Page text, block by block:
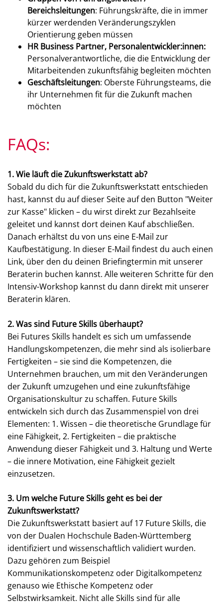
Bereichsleitungen: Führungskräfte, die in immer
kürzer werdenden Veränderungszyklen
Orientierung geben müssen
HR Business Partner, Personalentwickler:innen:
Personalverantwortliche, die die Entwicklung der
Mitarbeitenden zukunftsfähig begleiten möchten
Geschäftsleitungen: Oberste Führungsteams, die
ihr Unternehmen fit für die Zukunft machen
möchten
FAQs:
1. Wie läuft die Zukunftswerkstatt ab?
Sobald du dich für die Zukunftswerkstatt entschieden
hast, kannst du auf dieser Seite auf den Button "Weiter
zur Kasse" klicken –du wirst direkt zur Bezahlseite
geleitet und kannst dort deinen Kauf abschließen.
Danach erhältst du von uns eine E-Mail zur
Kaufbestätigung. In dieser E-Mail findest du auch einen
Link, über den du deinen Briefingtermin mit unserer
Beraterin buchen kannst. Alle weiteren Schritte für den
Intensiv-Workshop kannst du dann direkt mit unserer
Beraterin klären.
2. Was sind Future Skills überhaupt?
Bei Futures Skills handelt es sich um umfassende
Handlungskompetenzen, die mehr sind als isolierbare
Fertigkeiten – sie sind die Kompetenzen, die
Unternehmen brauchen, um mit den Veränderungen
der Zukunft umzugehen und eine zukunftsfähige
Organisationskultur zu schaffen. Future Skills
entwickeln sich durch das Zusammenspiel von drei
Elementen: 1. Wissen – die theoretische Grundlage für
eine Fähigkeit, 2. Fertigkeiten – die praktische
Anwendung dieser Fähigkeit und 3. Haltung und Werte
– die innere Motivation, eine Fähigkeit gezielt
einzusetzen.
3. Um welche Future Skills geht es bei der
Zukunftswerkstatt?
Die Zukunftswerkstatt basiert auf 17 Future Skills, die
von der Dualen Hochschule Baden-Württemberg
identifiziert und wissenschaftlich validiert wurden.
Dazu gehören zum Beispiel
Kommunikationskompetenz oder Digitalkompetenz
genauso wie Ethische Kompetenz oder
Selbstwirksamkeit. Nicht alle Skills sind für alle